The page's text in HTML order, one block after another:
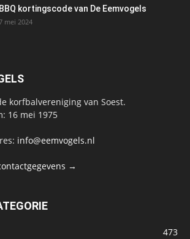
BBQ kortingscode van De Eemvogels
mei 2024
korfbalvereniging van Soest.
16 mei 1975
info@eemvogels.nl
→
473